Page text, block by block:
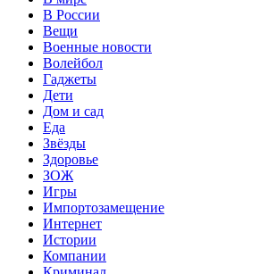
В России
Вещи
Военные новости
Волейбол
Гаджеты
Дети
Дом и сад
Еда
Звёзды
Здоровье
ЗОЖ
Игры
Импортозамещение
Интернет
Истории
Компании